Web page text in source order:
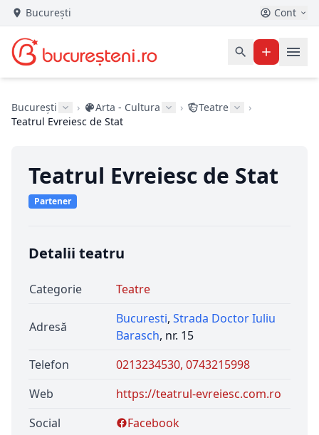
București Cont
București › Arta - Cultura › Teatre
›
Teatrul Evreiesc de Stat
Teatrul Evreiesc de Stat
Partener
Detalii teatru
Categorie Teatre
Adresă
Bucuresti, Strada Doctor Iuliu
Barasch, nr. 15
Telefon
0213234530, 0743215998
Web
https://teatrul-evreiesc.com.ro
Social
Facebook